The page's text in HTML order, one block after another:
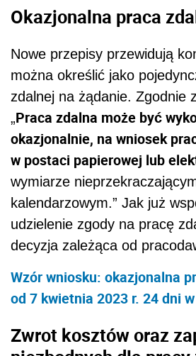
Okazjonalna praca
Nowe przepisy przewidują
można określić jako
zdalnej na żądanie. Zgodnie
„Praca zdalna może być
okazjonalnie, na wniosek
w postaci papierowej lub
wymiarze
kalendarzowym.” Jak już
udzielenie zgody na pracę
decyzja zależąca od
Wzór wniosku: okazjonalna
od 7 kwietnia 2023 r. 24 dni
Zwrot kosztów oraz